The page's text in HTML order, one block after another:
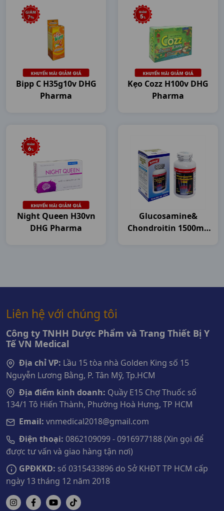
Bipp C H35g10v DHG
Pharma
Kẹo Cozz H100v DHG
Pharma
Night Queen H30vn
DHG Pharma
Glucosamine&
Chondroitin 1500mg
Liên hệ với chúng tôi
Công ty TNHH Dược Phẩm và Trang Thiết Bị Y
Tế VN Medical
Địa chỉ VP: Lầu 15 tòa nhà Golden King số 15
Nguyễn Lương Bằng, P. Tân Mỹ, Tp.HCM
Địa điểm kinh doanh: Quầy E15 Chợ Thuốc số
134/1 Tô Hiến Thành, Phường Hoà Hưng, TP HCM
Email: vnmedical2018@gmail.com
Điện thoại: 0862109099 - 0916977188 (Xin gọi để
được tư vấn và giao hàng tận nơi)
GPĐKKD: số 0315433896 do Sở KHĐT TP HCM cấp
ngày 13 tháng 12 năm 2018